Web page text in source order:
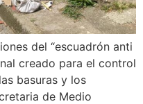
del “escuadrón anti
creado para el control
basuras y los
de Medio